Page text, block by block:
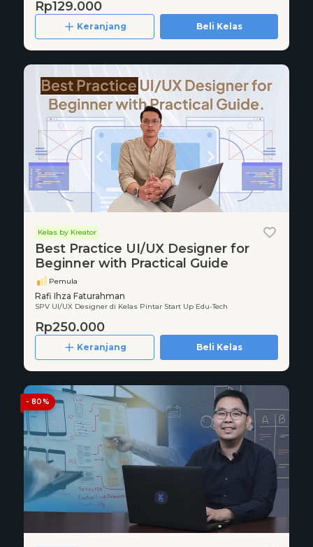
Rp129.000
Keranjang Beli Kelas
Kelas by Kreator
Best Practice UI/UX Designer for
Beginner with Practical Guide
Pemula
Rafi Ihza Faturahman
SPV UI/UX Designer di Kelas Pintar Start Up Edu-Tech
Rp250.000
Keranjang Beli Kelas
- 80%